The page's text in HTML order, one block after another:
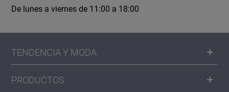
De lunes a viernes de 11:00 a 18:00
TENDENCIA Y MODA
PRODUCTOS